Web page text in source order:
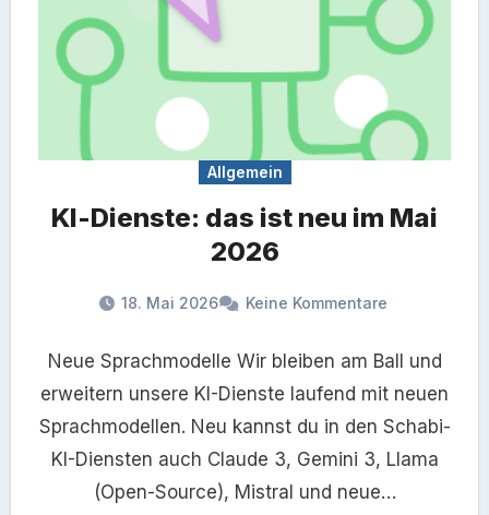
Allgemein
KI-Dienste: das ist neu im Mai
2026
18. Mai 2026 Keine Kommentare
Neue Sprachmodelle Wir bleiben am Ball und
erweitern unsere KI-Dienste laufend mit neuen
Sprachmodellen. Neu kannst du in den Schabi-
KI-Diensten auch Claude 3, Gemini 3, Llama
(Open-Source), Mistral und neue…